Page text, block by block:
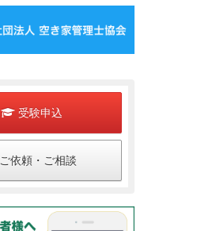
受験申込
ご依頼・ご相談